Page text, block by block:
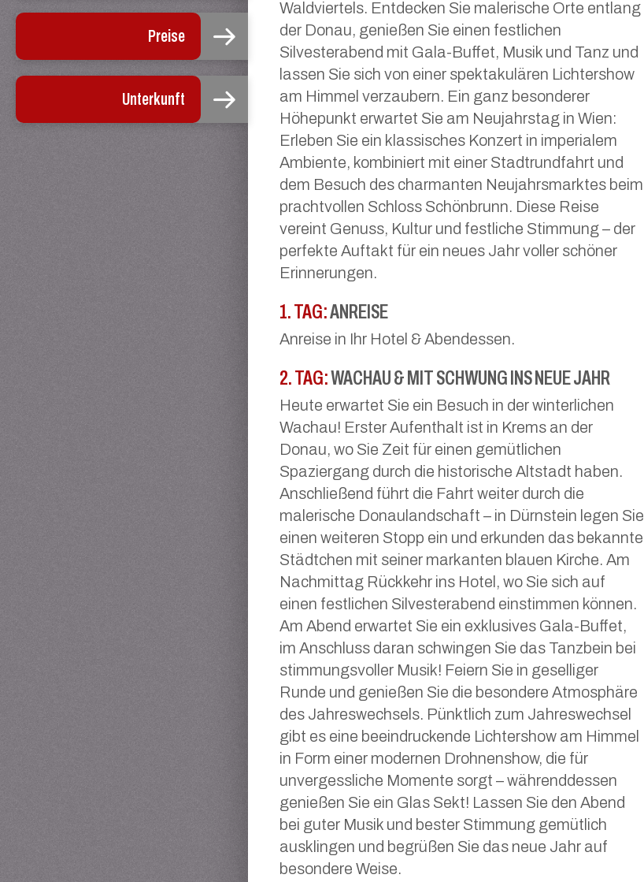
Preise
Unterkunft
Waldviertels. Entdecken Sie malerische Orte entlang
der Donau, genießen Sie einen festlichen
Silvesterabend mit Gala-Buffet, Musik und Tanz und
lassen Sie sich von einer spektakulären Lichtershow
am Himmel verzaubern. Ein ganz besonderer
Höhepunkt erwartet Sie am Neujahrstag in Wien:
Erleben Sie ein klassisches Konzert in imperialem
Ambiente, kombiniert mit einer Stadtrundfahrt und
dem Besuch des charmanten Neujahrsmarktes beim
prachtvollen Schloss Schönbrunn. Diese Reise
vereint Genuss, Kultur und festliche Stimmung – der
perfekte Auftakt für ein neues Jahr voller schöner
Erinnerungen.
1. TAG:ANREISE
Anreise in Ihr Hotel & Abendessen.
2. TAG:WACHAU & MIT SCHWUNG INS NEUE JAHR
Heute erwartet Sie ein Besuch in der winterlichen
Wachau! Erster Aufenthalt ist in Krems an der
Donau, wo Sie Zeit für einen gemütlichen
Spaziergang durch die historische Altstadt haben.
Anschließend führt die Fahrt weiter durch die
malerische Donaulandschaft – in Dürnstein legen Sie
einen weiteren Stopp ein und erkunden das bekannte
Städtchen mit seiner markanten blauen Kirche. Am
Nachmittag Rückkehr ins Hotel, wo Sie sich auf
einen festlichen Silvesterabend einstimmen können.
Am Abend erwartet Sie ein exklusives Gala-Buffet,
im Anschluss daran schwingen Sie das Tanzbein bei
stimmungsvoller Musik! Feiern Sie in geselliger
Runde und genießen Sie die besondere Atmosphäre
des Jahreswechsels. Pünktlich zum Jahreswechsel
gibt es eine beeindruckende Lichtershow am Himmel
in Form einer modernen Drohnenshow, die für
unvergessliche Momente sorgt – währenddessen
genießen Sie ein Glas Sekt! Lassen Sie den Abend
bei guter Musik und bester Stimmung gemütlich
ausklingen und begrüßen Sie das neue Jahr auf
besondere Weise.